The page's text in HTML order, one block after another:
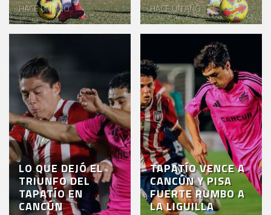
HACE UN AÑO HACE UN AÑO
LO QUE DEJÓ EL
TRIUNFO DEL
TAPATÍO EN
CANCÚN
TAPATÍO VENCE A
CANCÚN Y PISA
FUERTE RUMBO A
LA LIGUILLA